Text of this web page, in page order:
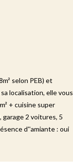
selon PEB) et
localisation, elle vous
+ cuisine super
garage 2 voitures, 5
d''amiante : oui